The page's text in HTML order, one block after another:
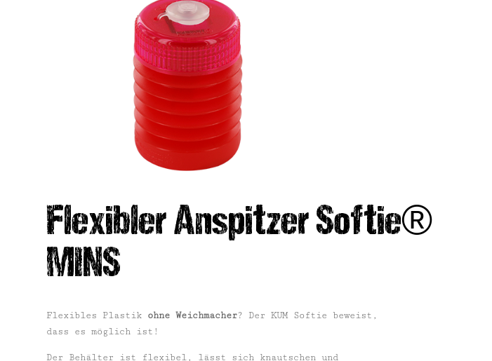
Flexibler Anspitzer Softie®
MINS
Flexibles Plastik ohne Weichmacher? Der KUM Softie beweist,
dass es möglich ist!
Der Behälter ist flexibel, lässt sich knautschen und